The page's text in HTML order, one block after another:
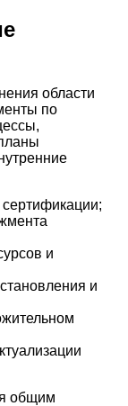
области
по
сертификации;
и
и
общим